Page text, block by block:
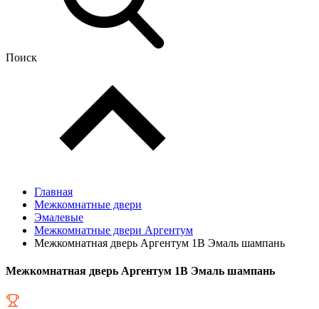
Поиск
Главная
Межкомнатные двери
Эмалевые
Межкомнатные двери Аргентум
Межкомнатная дверь Аргентум 1B Эмаль шампань
Межкомнатная дверь Аргентум 1B Эмаль шампань